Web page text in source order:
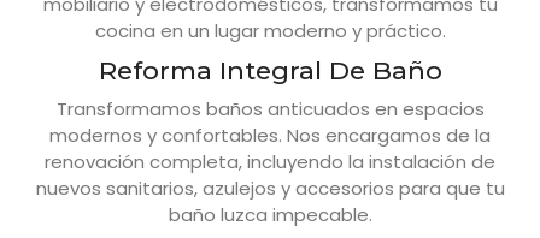
cocina en un lugar moderno y práctico.
Reforma Integral De Baño
Transformamos baños anticuados en espacios
modernos y confortables. Nos encargamos de la
renovación completa, incluyendo la instalación de
nuevos sanitarios, azulejos y accesorios para que tu
baño luzca impecable.